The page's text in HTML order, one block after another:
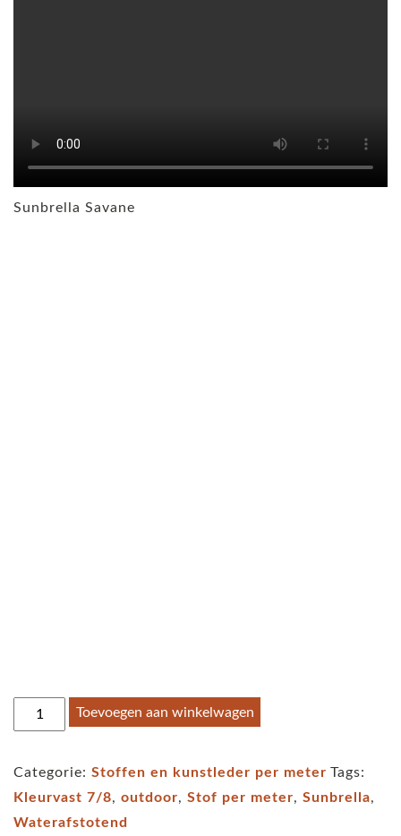
Sunbrella Savane
Sunbrella
stof
meter
Toevoegen aan winkelwagen
Categorie: Stoffen en kunstleder per meter Tags:
Kleurvast 7/8, outdoor, Stof per meter, Sunbrella,
Waterafstotend